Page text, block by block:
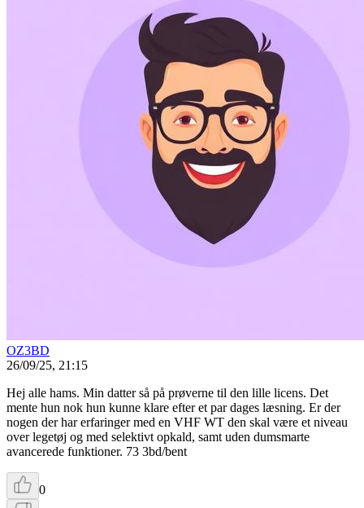
OZ3BD
26/09/25, 21:15
Hej alle hams. Min datter så på prøverne til den lille licens. Det
mente hun nok hun kunne klare efter et par dages læsning. Er der
nogen der har erfaringer med en VHF WT den skal være et niveau
over legetøj og med selektivt opkald, samt uden dumsmarte
avancerede funktioner. 73 3bd/bent
0